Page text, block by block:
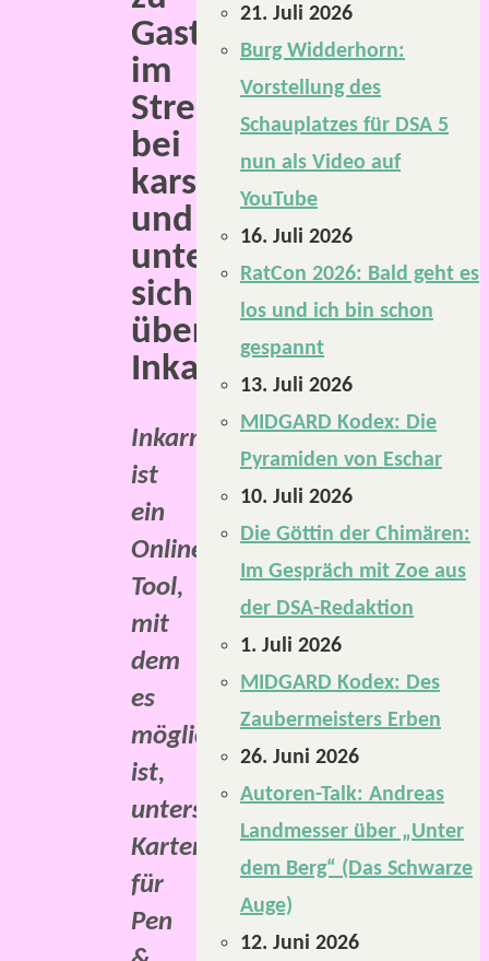
Gast
im
Stream
bei
karsten.wtf
und
unterhielten
sich
über
Inkarnate.
Inkarnate
ist
ein
Online-
Tool,
mit
dem
es
möglich
ist,
unterschiedliche
Karten
für
Pen
21. Juli 2026
Burg Widderhorn:
Vorstellung des
Schauplatzes für DSA 5
nun als Video auf
YouTube
16. Juli 2026
RatCon 2026: Bald geht es
los und ich bin schon
gespannt
13. Juli 2026
MIDGARD Kodex: Die
Pyramiden von Eschar
10. Juli 2026
Die Göttin der Chimären:
Im Gespräch mit Zoe aus
der DSA-Redaktion
1. Juli 2026
MIDGARD Kodex: Des
Zaubermeisters Erben
26. Juni 2026
Autoren-Talk: Andreas
Landmesser über „Unter
dem Berg“ (Das Schwarze
Auge)
12. Juni 2026